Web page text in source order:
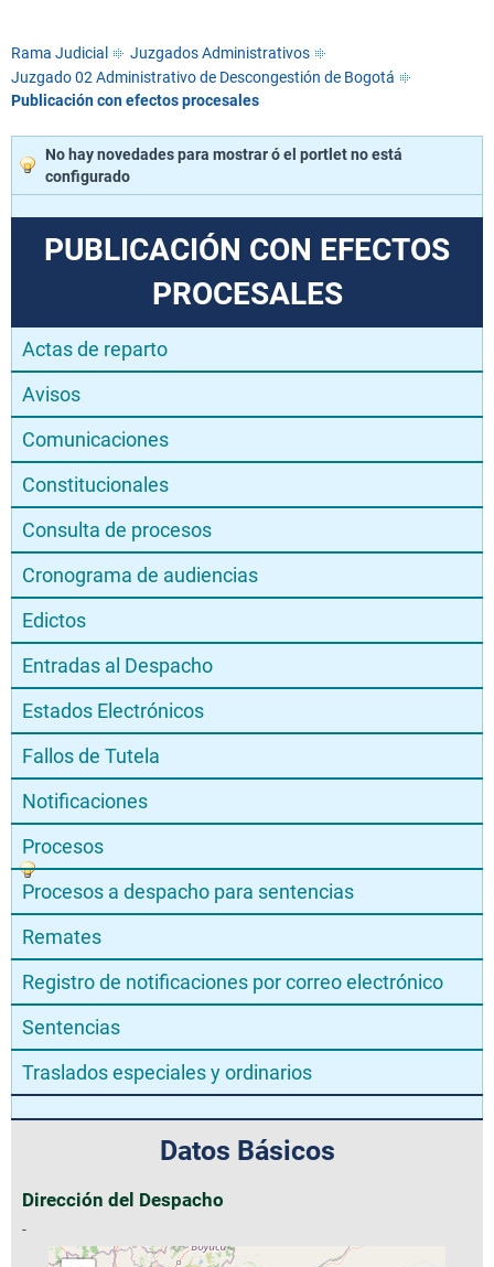
Rama Judicial
Juzgados Administrativos
Juzgado 02 Administrativo de Descongestión de Bogotá
Publicación con efectos procesales
No hay novedades para mostrar ó el portlet no está
configurado
PUBLICACIÓN CON EFECTOS
PROCESALES
Actas de reparto
Avisos
Comunicaciones
Constitucionales
Consulta de procesos
Cronograma de audiencias
Edictos
Entradas al Despacho
Estados Electrónicos
Fallos de Tutela
Notificaciones
Procesos
Procesos a despacho para sentencias
Remates
Registro de notificaciones por correo electrónico
Sentencias
Traslados especiales y ordinarios
Datos Básicos
Dirección del Despacho
-